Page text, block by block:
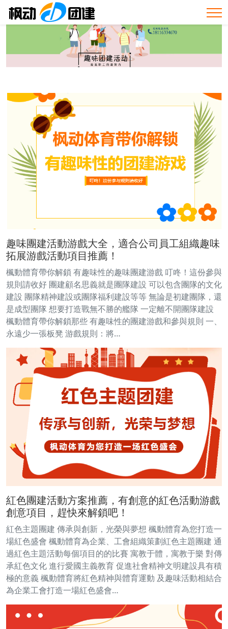
趣味團建活動游戲大全，適合公司員工組織趣味
拓展游戲活動項目推薦！
楓動體育帶你解鎖 有趣味性的趣味團建游戲 叮咚！這份參與
規則請收好 團建顧名思義就是團隊建設 可以包含團隊的文化
建設 團隊精神建設或團隊福利建設等等 無論是初建團隊，還
是成型團隊 想要打造戰無不勝的艦隊 一定離不開團隊建設
楓動體育帶你解鎖那些 有趣味性的團建游戲和參與規則 一、
永遠少一張板凳 游戲規則：將…
紅色團建活動方案推薦，有創意的紅色活動游戲
創意項目，趕快來解鎖吧！
紅色主題團建 傳承與創新，光榮與夢想 楓動體育為您打造一
場紅色盛會 楓動體育為企業、工會組織策劃紅色主題團建 通
過紅色主題活動每個項目的的比賽 寓教于體，寓教于樂 對傳
承紅色文化 進行愛國主義教育 促進社會精神文明建設具有積
極的意義 楓動體育將紅色精神與體育運動 及趣味活動相結合
為企業工會打造一場紅色盛會…